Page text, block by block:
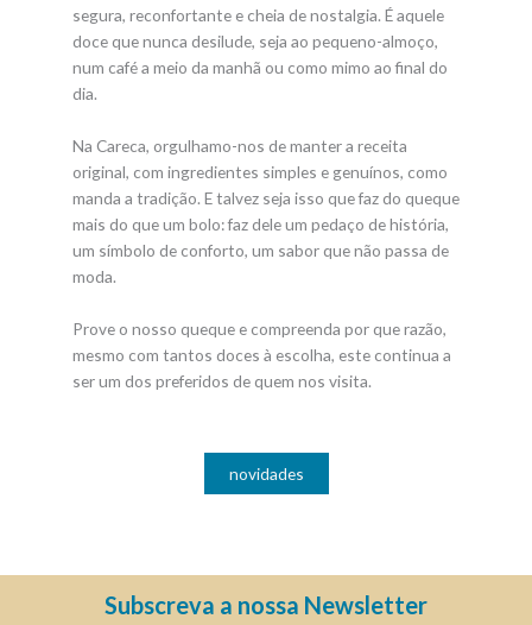
segura, reconfortante e cheia de nostalgia. É aquele
doce que nunca desilude, seja ao pequeno-almoço,
num café a meio da manhã ou como mimo ao final do
dia.
Na Careca, orgulhamo-nos de manter a receita
original, com ingredientes simples e genuínos, como
manda a tradição. E talvez seja isso que faz do queque
mais do que um bolo: faz dele um pedaço de história,
um símbolo de conforto, um sabor que não passa de
moda.
Prove o nosso queque e compreenda por que razão,
mesmo com tantos doces à escolha, este continua a
ser um dos preferidos de quem nos visita.
novidades
Subscreva a nossa Newsletter